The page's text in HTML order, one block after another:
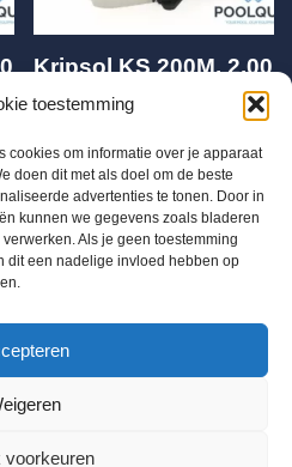
toestemming
cookies om informatie over je apparaat
doen dit met als doel om de beste
advertenties te tonen. Door in
kunnen we gegevens zoals bladeren
Als je geen toestemming
dit een nadelige invloed hebben op
voorkeuren
Kripsol KS 200M, 2.00
Pk – 230V